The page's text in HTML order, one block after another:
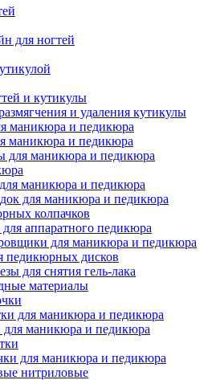
для ногтей
и кутикулы
и удаления кутикулы
маникюра и педикюра
маникюра и педикюра
для маникюра и педикюра
маникюра и педикюра
для маникюра и педикюра
колпачков
аппаратного педикюра
для маникюра и педикюра
дисков
для снятия гель-лака
материалы
для маникюра и педикюра
для маникюра и педикюра
для маникюра и педикюра
нитриловые